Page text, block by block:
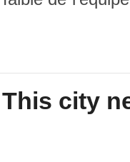
This city